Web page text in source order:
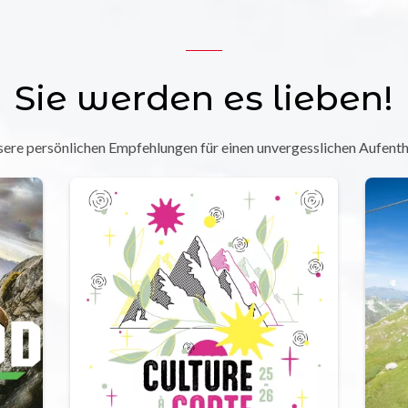
Sie werden es lieben!
persönlichen Empfehlungen für einen unvergesslichen